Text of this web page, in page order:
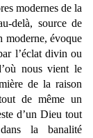
modernes de la
delà, source de
moderne, évoque
l’éclat divin ou
nous vient le
de la raison
de même un
d’un Dieu tout
dans la banalité